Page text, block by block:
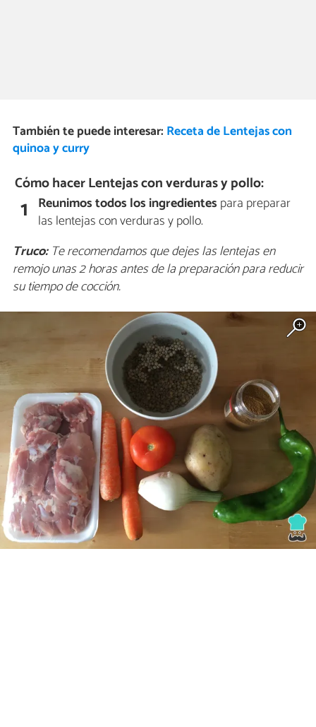
También te puede interesar: Receta de Lentejas con
quinoa y curry
Cómo hacer Lentejas con verduras y pollo:
1 Reunimos todos los ingredientes para preparar
las lentejas con verduras y pollo.
Truco:Te recomendamos que dejes las lentejas en
remojo unas 2 horas antes de la preparación para reducir
su tiempo de cocción.